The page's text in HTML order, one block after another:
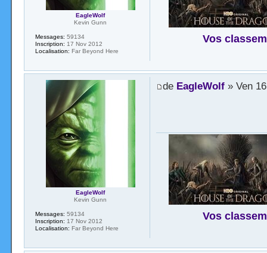
Vos
EagleWolf
Kevin Gunn
Messages: 59134
Inscription: 17 Nov 2012
Localisation: Far Beyond Here
de EagleWolf» Ven 16
Vos
EagleWolf
Kevin Gunn
Messages: 59134
Inscription: 17 Nov 2012
Localisation: Far Beyond Here